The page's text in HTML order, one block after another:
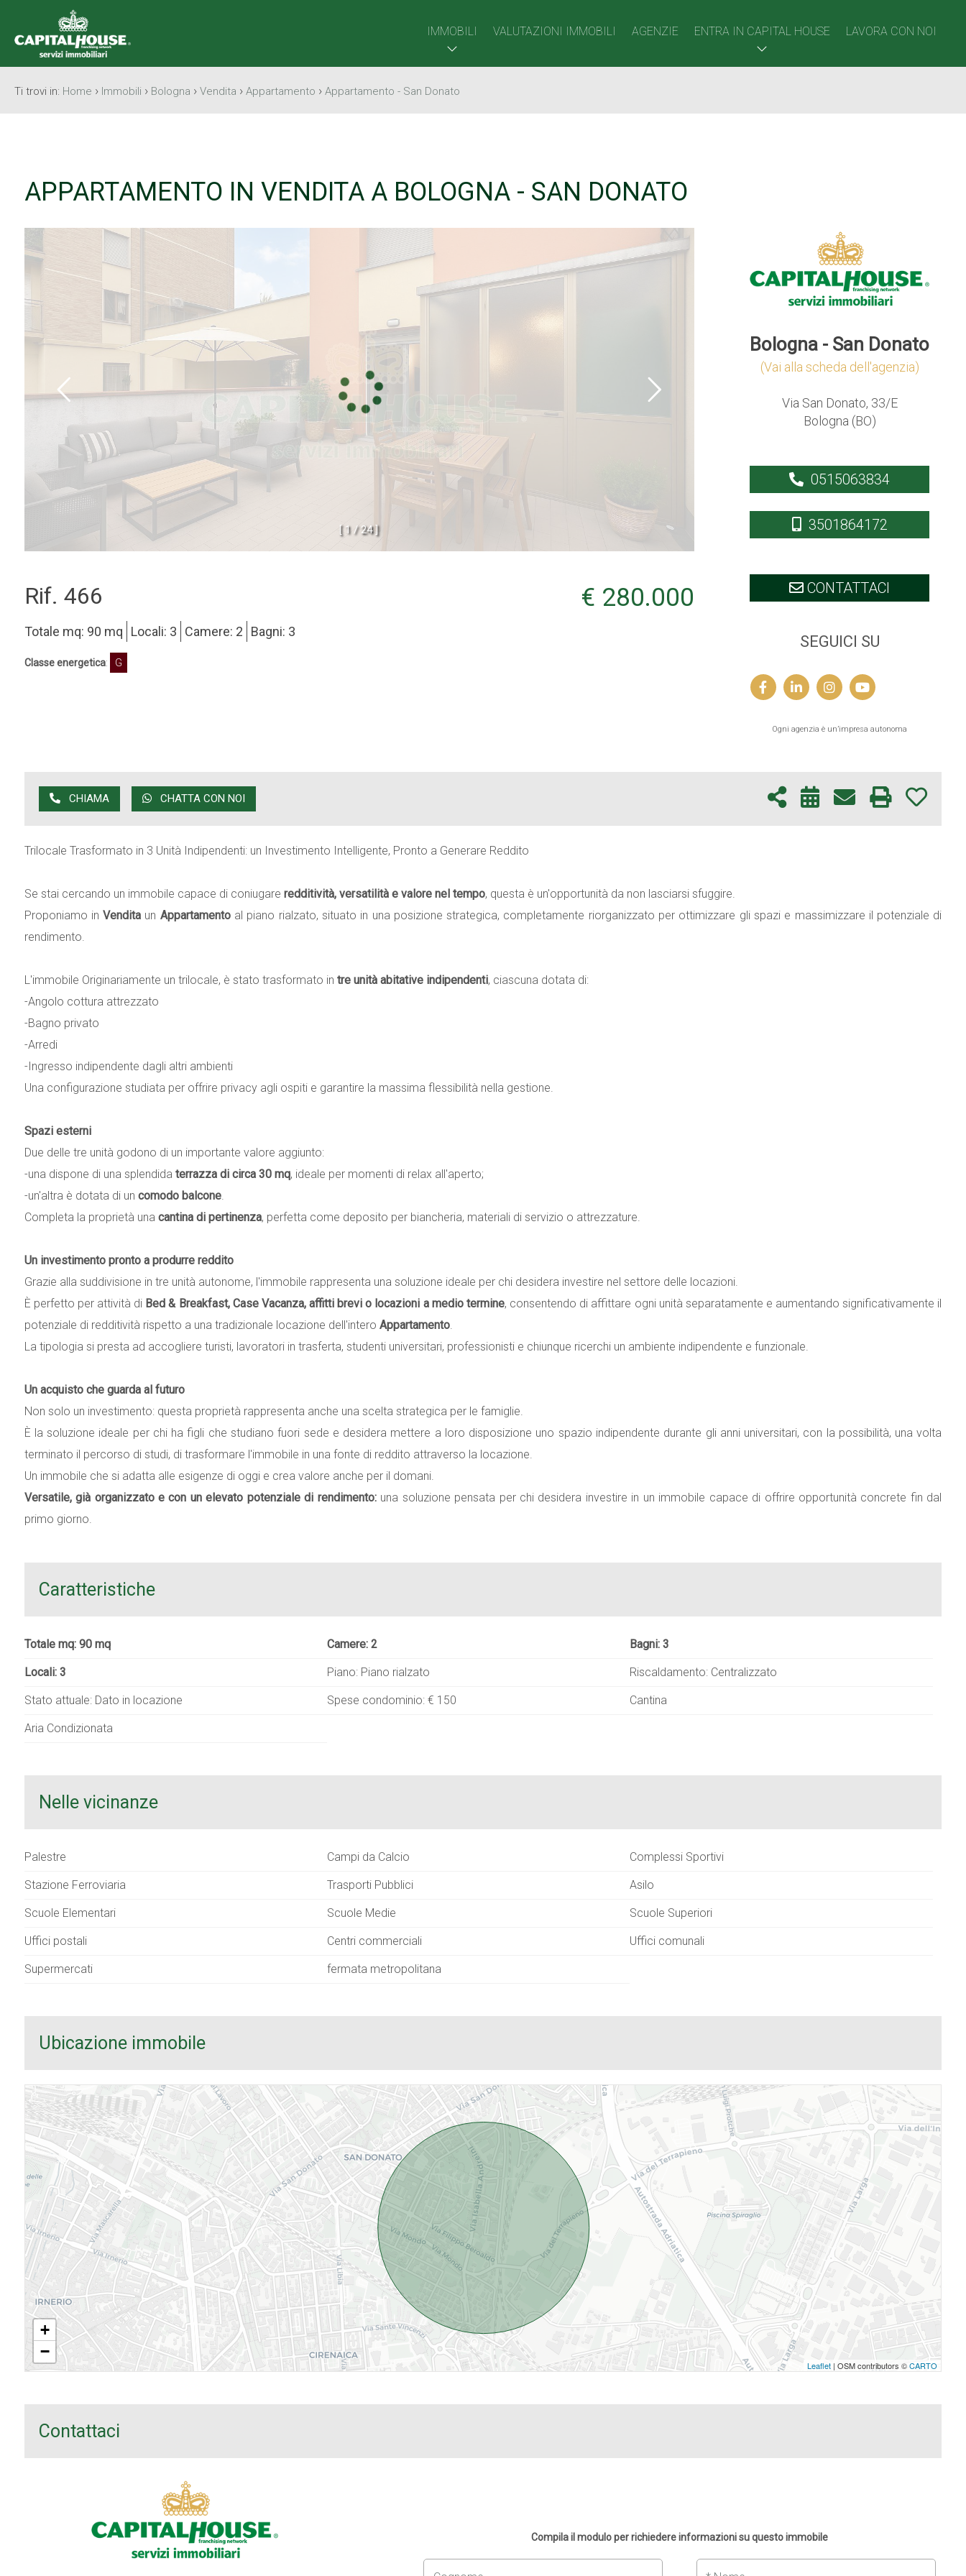
IMMOBILI VALUTAZIONI IMMOBILI AGENZIE ENTRA IN CAPITAL HOUSE LAVORA CON NOI
Ti trovi in: Home › Immobili › Bologna › Vendita › Appartamento › Appartamento - San Donato
APPARTAMENTO IN VENDITA A BOLOGNA - SAN DONATO
[ 1 / 24 ]
Rif. 466 € 280.000
Totale mq: 90 mq Locali: 3 Camere: 2 Bagni: 3
Classe energetica: G
Bologna - San Donato
(Vai alla scheda dell'agenzia)
Via San Donato, 33/E
Bologna (BO)
0515063834
3501864172
CONTATTACI
SEGUICI SU
Ogni agenzia è un’impresa autonoma
CHIAMA CHATTA CON NOI
Trilocale Trasformato in 3 Unità Indipendenti: un Investimento Intelligente, Pronto a Generare Reddito
Se stai cercando un immobile capace di coniugare redditività, versatilità e valore nel tempo, questa è un'opportunità da non lasciarsi sfuggire.
Proponiamo inVendita un Appartamentoal piano rialzato, situato in una posizione strategica, completamente riorganizzato per ottimizzare gli spazi e massimizzare il potenziale di
rendimento.
L'immobile Originariamente un trilocale, è stato trasformato in tre unità abitative indipendenti, ciascuna dotata di:
-Angolo cottura attrezzato
-Bagno privato
-Arredi
-Ingresso indipendente dagli altri ambienti
Una configurazione studiata per offrire privacy agli ospiti e garantire la massima flessibilità nella gestione.
Spazi esterni
Due delle tre unità godono di un importante valore aggiunto:
-una dispone di una splendida terrazza di circa 30 mq, ideale per momenti di relax all'aperto;
-un'altra è dotata di un comodo balcone.
Completa la proprietà una cantina di pertinenza, perfetta come deposito per biancheria, materiali di servizio o attrezzature.
Un investimento pronto a produrre reddito
Grazie alla suddivisione in tre unità autonome, l'immobile rappresenta una soluzione ideale per chi desidera investire nel settore delle locazioni.
È perfetto per attività di Bed & Breakfast, Case Vacanza, affitti brevi o locazioni a medio termine, consentendo di affittare ogni unità separatamente e aumentando significativamente il
potenziale di redditività rispetto a una tradizionale locazione dell'intero Appartamento.
La tipologia si presta ad accogliere turisti, lavoratori in trasferta, studenti universitari, professionisti e chiunque ricerchi un ambiente indipendente e funzionale.
Un acquisto che guarda al futuro
Non solo un investimento: questa proprietà rappresenta anche una scelta strategica per le famiglie.
È la soluzione ideale per chi ha figli che studiano fuori sede e desidera mettere a loro disposizione uno spazio indipendente durante gli anni universitari, con la possibilità, una volta
terminato il percorso di studi, di trasformare l'immobile in una fonte di reddito attraverso la locazione.
Un immobile che si adatta alle esigenze di oggi e crea valore anche per il domani.
Versatile, già organizzato e con un elevato potenziale di rendimento:una soluzione pensata per chi desidera investire in un immobile capace di offrire opportunità concrete fin dal
primo giorno.
Caratteristiche
Totale mq: 90 mq Camere: 2 Bagni: 3
Locali: 3 Piano: Piano rialzato Riscaldamento: Centralizzato
Stato attuale: Dato in locazione Spese condominio: € 150 Cantina
Aria Condizionata
Nelle vicinanze
Palestre Campi da Calcio Complessi Sportivi
Stazione Ferroviaria Trasporti Pubblici Asilo
Scuole Elementari Scuole Medie Scuole Superiori
Uffici postali Centri commerciali Uffici comunali
Supermercati fermata metropolitana
Ubicazione immobile
+
−
Leaflet | OSM contributors ©CARTO
Contattaci
Compila il modulo per richiedere informazioni su questo immobile